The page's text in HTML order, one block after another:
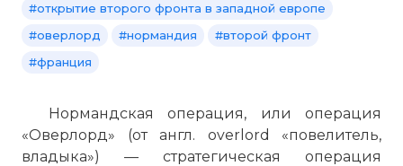
#открытие второго фронта в западной европе
#оверлорд
#нормандия
#второй фронт
#франция
Нормандская операция, или операция
«Оверлорд» (от англ. overlord «повелитель,
владыка») — стратегическая операция